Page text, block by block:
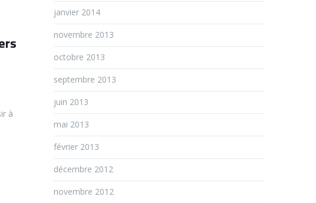
à
janvier 2014
novembre 2013
octobre 2013
septembre 2013
juin 2013
mai 2013
février 2013
décembre 2012
novembre 2012